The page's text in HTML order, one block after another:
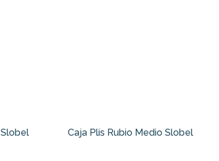
Caja Plis Rubio Medio Slobel